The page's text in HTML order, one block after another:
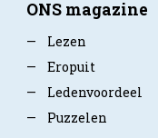
ONS magazine
—
Lezen
—
Eropuit
—
Ledenvoordeel
—
Puzzelen